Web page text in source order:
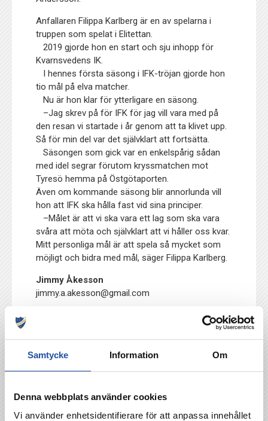
Samtycke Information Om
Denna webbplats använder cookies
Vi använder enhetsidentifierare för att anpassa innehållet
Anfallaren Filippa Karlberg är en av spelarna i
truppen som spelat i Elitettan.
2019 gjorde hon en start och sju inhopp för
Kvarnsvedens IK.
I hennes första säsong i IFK-tröjan gjorde hon
tio mål på elva matcher.
Nu är hon klar för ytterligare en säsong.
–Jag skrev på för IFK för jag vill vara med på
den resan vi startade i år genom att ta klivet upp.
Så för min del var det självklart att fortsätta.
Säsongen som gick var en enkelspårig sådan
med idel segrar förutom kryssmatchen mot
Tyresö hemma på Östgötaporten.
Även om kommande säsong blir annorlunda vill
hon att IFK ska hålla fast vid sina principer.
–Målet är att viska vara ett lag som ska vara
svåra att möta och självklart att vi håller oss kvar.
Mitt personliga mål är att spela så mycket som
möjligt och bidra med mål, säger Filippa Karlberg.
Jimmy Åkesson
jimmy.a.akesson@gmail.com
Jimmy Åkesson
TILLBAKA